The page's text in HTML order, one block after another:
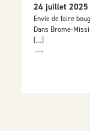
24 juillet 2025
Envie de faire
Dans Brome-
[…]